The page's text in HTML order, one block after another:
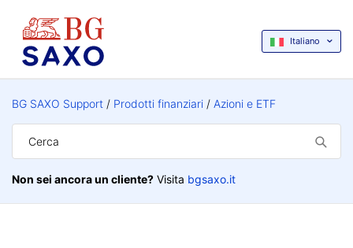
Italiano
BG SAXO Support Prodotti finanziari Azioni e ETF
Non sei ancora un cliente? Visita bgsaxo.it